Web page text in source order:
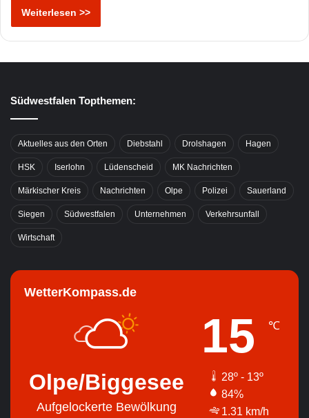
Weiterlesen >>
Südwestfalen Topthemen:
Aktuelles aus den Orten Diebstahl Drolshagen Hagen
HSK Iserlohn Lüdenscheid MK Nachrichten
Märkischer Kreis Nachrichten Olpe Polizei Sauerland
Siegen Südwestfalen Unternehmen Verkehrsunfall
Wirtschaft
WetterKompass.de
Olpe/Biggesee
Aufgelockerte Bewölkung
15 ℃
28º - 13º
84%
1.31 km/h